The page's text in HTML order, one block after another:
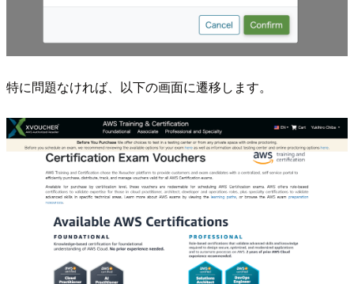
特に問題なければ、以下の画面に遷移します。